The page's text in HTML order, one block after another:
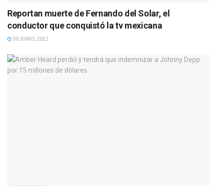
Reportan muerte de Fernando del Solar, el
conductor que conquistó la tv mexicana
30 JUNIO, 2022